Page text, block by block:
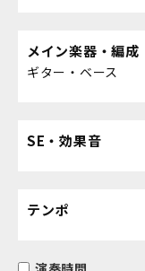
メイン楽器・編成
ギター・ベース
SE・効果音
テンポ